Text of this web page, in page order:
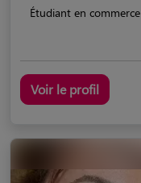
Étudiant en commerce
Voir le profil